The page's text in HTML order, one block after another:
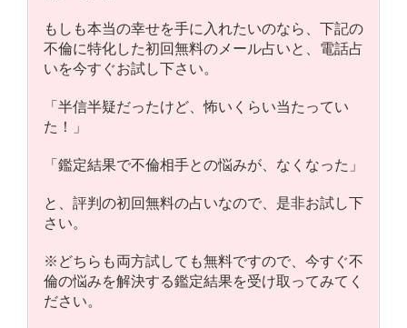
もしも本当の幸せを手に入れたいのなら、下記の
不倫に特化した初回無料のメール占いと、電話占
いを今すぐお試し下さい。
「半信半疑だったけど、怖いくらい当たってい
た！」
「鑑定結果で不倫相手との悩みが、なくなった」
と、評判の初回無料の占いなので、是非お試し下
さい。
※どちらも両方試しても無料ですので、今すぐ不
倫の悩みを解決する鑑定結果を受け取ってみてく
ださい。